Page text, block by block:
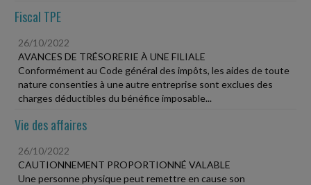
Fiscal TPE
26/10/2022
AVANCES DE TRÉSORERIE À UNE FILIALE
Conformément au Code général des impôts, les aides de toute
nature consenties à une autre entreprise sont exclues des
charges déductibles du bénéfice imposable...
Vie des affaires
26/10/2022
CAUTIONNEMENT PROPORTIONNÉ VALABLE
Une personne physique peut remettre en cause son